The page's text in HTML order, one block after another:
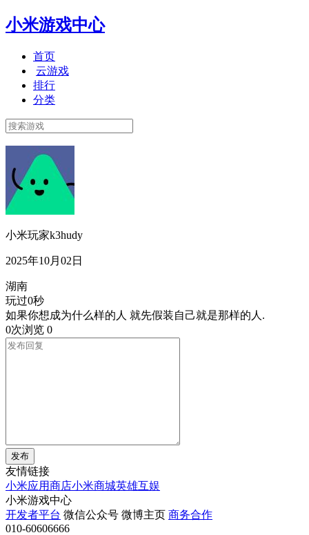
小米游戏中心
首页
云游戏
排行
分类
小米玩家k3hudy
2025年10月02日
湖南
玩过0秒
如果你想成为什么样的人 就先假装自己就是那样的人.
0次浏览 0
发布
友情链接
小米应用商店小米商城英雄互娱
小米游戏中心
开发者平台 微信公众号 微博主页 商务合作
010-60606666